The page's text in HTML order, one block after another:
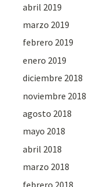
abril 2019
marzo 2019
febrero 2019
enero 2019
diciembre 2018
noviembre 2018
agosto 2018
mayo 2018
abril 2018
marzo 2018
febrero 2018